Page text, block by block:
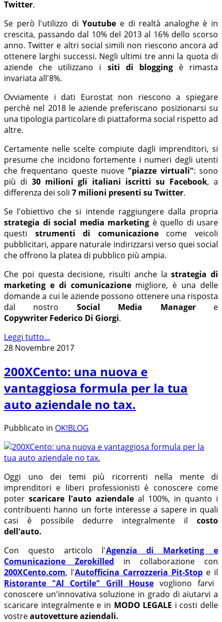
Twitter.
Se però l'utilizzo diYoutube e di realtà analoghe è in
crescita, passando dal 10% del 2013 al 16% dello scorso
anno. Twitter e altri social simili non riescono ancora ad
ottenere larghi successi. Negli ultimi tre anni la quota di
aziende che utilizzano i siti di bloggingè rimasta
invariata all'8%.
Ovviamente i dati Eurostat non riescono a spiegare
perchè nel 2018 le aziende preferiscano posizionarsi su
una tipologia particolare di piattaforma social rispetto ad
altre.
Certamente nelle scelte compiute dagli imprenditori, si
presume che incidono fortemente i numeri degli utenti
che frequentano queste nuove "piazze virtuali": sono
più di30 milioni gli italiani iscritti su Facebook, a
differenza dei soli 7 milioni presenti su Twitter.
Se l'obiettivo che si intende raggiungere dalla propria
strategia di social media marketing è quello di usare
questi strumenti di comunicazionecome veicoli
pubblicitari, appare naturale indirizzarsi verso quei social
che offrono la platea di pubblico più ampia.
Che poi questa decisione, risulti anche lastrategia di
marketing e di comunicazionemigliore, è una delle
domande a cui le aziende possono ottenere una risposta
dal nostro Social Media Managere
Copywriter Federico Di Giorgi.
Leggi tutto...
28 Novembre 2017
200XCento: una nuova e
vantaggiosa formula per la tua
auto aziendale no tax.
Pubblicato in OK!BLOG
Oggi uno dei temi più ricorrenti nella mente di
imprenditori e liberi professionisti è conoscere come
poter scaricare l'auto aziendale al 100%, in quanto i
contribuenti hanno un forte interesse a sapere in quali
casi è possibile dedurre integralmente il costo
dell'auto.
Con questo articolo l'Agenzia di Marketing e
Comunicazione Zerokilled
in collaborazione con
200XCento.com, l'Autofficina Carrozzeria Pit-Stop e il
Ristorante "Al Cortile" Grill House vogliono farvi
conoscere un'innovativa soluzione in grado di aiutarvi a
scaricare integralmente e in MODO LEGALE i costi delle
vostreautovetture aziendali.